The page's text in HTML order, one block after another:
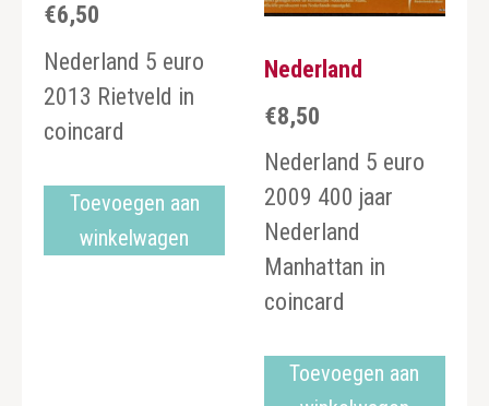
€6,50
Nederland 5 euro
2013 Rietveld in
coincard
Toevoegen aan
winkelwagen
Nederland
€8,50
Nederland 5 euro
2009 400 jaar
Nederland
Manhattan in
coincard
Toevoegen aan